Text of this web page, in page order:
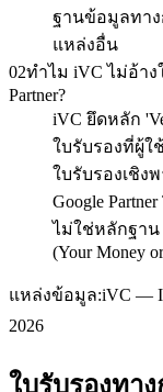
ฐานข้อมูลทาง
แหล่งอื่น
02ทำไม iVC ไม่อ้าง
Partner?
iVC ยึดหลัก
ใบรับรองที่ผู้ใ
ใบรับรองเชิง
Google
ไม่ใช่หลักฐาน
(Your Money
แหล่งข้อมูล:iVC —
2026
ใบรับรองทาง